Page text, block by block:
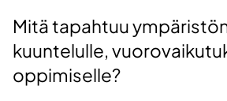
Mitä tapahtuu
kuuntelulle,
oppimiselle?